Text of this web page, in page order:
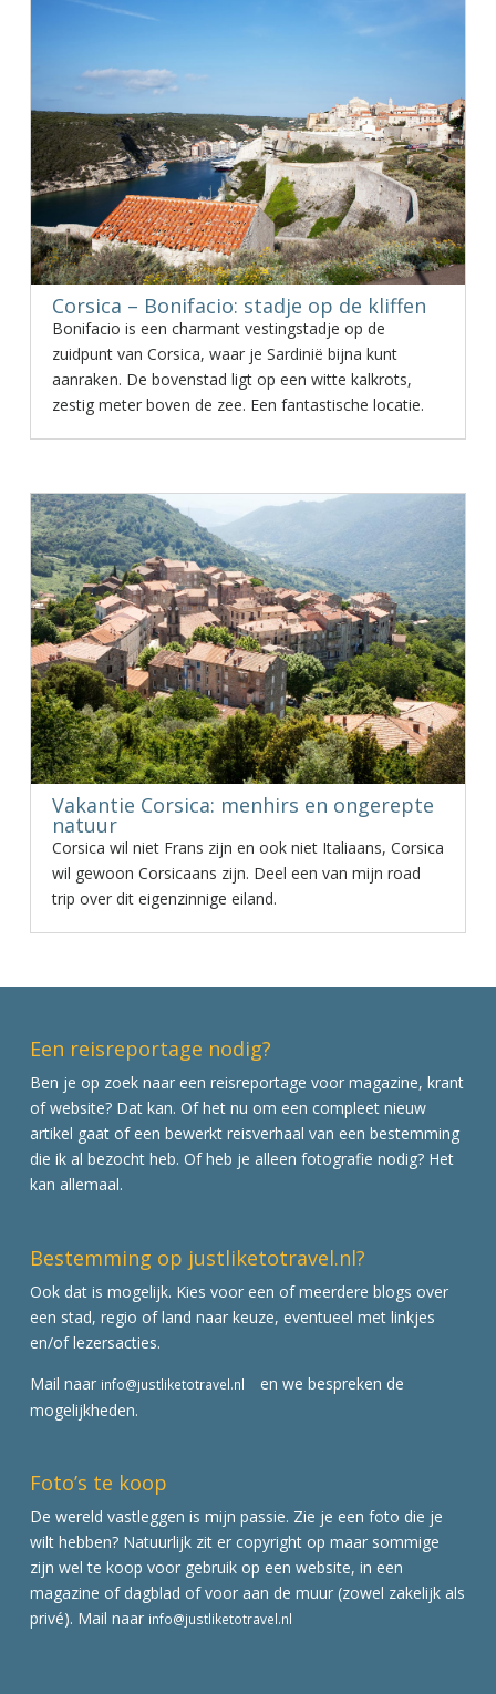
Corsica – Bonifacio: stadje op de kliffen
Bonifacio is een charmant vestingstadje op de
zuidpunt van Corsica, waar je Sardinië bijna kunt
aanraken. De bovenstad ligt op een witte kalkrots,
zestig meter boven de zee. Een fantastische locatie.
Vakantie Corsica: menhirs en ongerepte
natuur
Corsica wil niet Frans zijn en ook niet Italiaans, Corsica
wil gewoon Corsicaans zijn. Deel een van mijn road
trip over dit eigenzinnige eiland.
Een reisreportage nodig?
Ben je op zoek naar een reisreportage voor magazine, krant
of website? Dat kan. Of het nu om een compleet nieuw
artikel gaat of een bewerkt reisverhaal van een bestemming
die ik al bezocht heb. Of heb je alleen fotografie nodig? Het
kan allemaal.
Bestemming op justliketotravel.nl?
Ook dat is mogelijk. Kies voor een of meerdere blogs over
een stad, regio of land naar keuze, eventueel met linkjes
en/of lezersacties.
Mail naar info@justliketotravel.nl
en we bespreken de
mogelijkheden.
Foto’s te koop
De wereld vastleggen is mijn passie. Zie je een foto die je
wilt hebben? Natuurlijk zit er copyright op maar sommige
zijn wel te koop voor gebruik op een website, in een
magazine of dagblad of voor aan de muur (zowel zakelijk als
privé). Mail naar info@justliketotravel.nl